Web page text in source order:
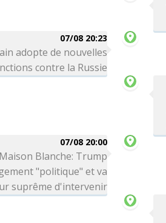
07/08 20:23
adopte de nouvelles
contre la Russie
07/08 20:00
Blanche: Trump
"politique" et va
suprême d'intervenir